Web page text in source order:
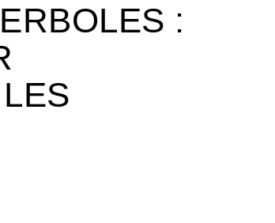
: